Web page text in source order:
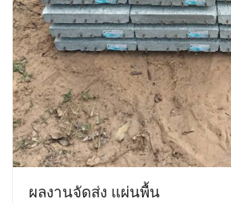
ผลงานจัดส่ง แผ่นพื้น